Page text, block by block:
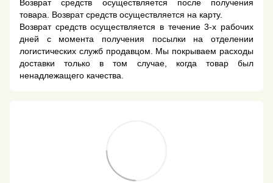
Возврат средств осуществляется после получения
товара. Возврат средств осуществляется на карту.
Возврат средств осуществляется в течение 3-х рабочих
дней с момента получения посылки на отделении
логистических служб продавцом. Мы покрываем расходы
доставки только в том случае, когда товар был
ненадлежащего качества.